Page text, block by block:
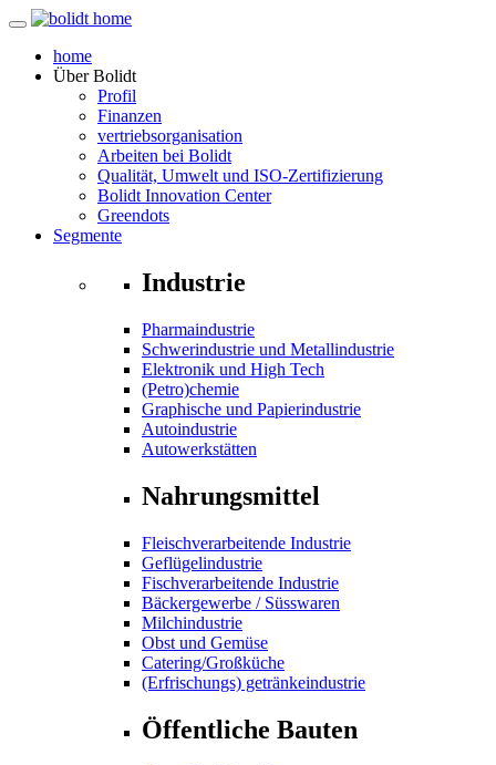
home
ÜberBolidt
Profil
Finanzen
vertriebsorganisation
Arbeiten bei Bolidt
Qualität, Umwelt und ISO-Zertifizierung
Bolidt Innovation Center
Greendots
Segmente
Industrie
Pharmaindustrie
Schwerindustrie und Metallindustrie
Elektronik und High Tech
(Petro)chemie
Graphische und Papierindustrie
Autoindustrie
Autowerkstätten
Nahrungsmittel
Fleischverarbeitende Industrie
Geflügelindustrie
Fischverarbeitende Industrie
Bäckergewerbe / Süsswaren
Milchindustrie
Obst und Gemüse
Catering/Großküche
(Erfrischungs) getränkeindustrie
Öffentliche Bauten